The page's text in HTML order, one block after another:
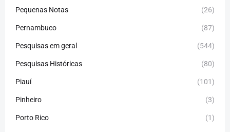
Pequenas Notas (26)
Pernambuco (87)
Pesquisas em geral (544)
Pesquisas Históricas (80)
Piauí (101)
Pinheiro (3)
Porto Rico (1)